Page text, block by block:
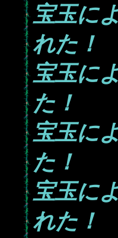
宝玉に
れた！
宝玉に
た！
宝玉に
た！
宝玉に
れた！